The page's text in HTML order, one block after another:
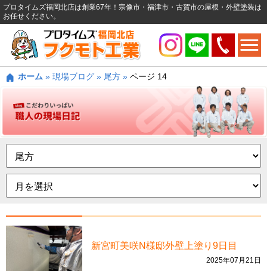
プロタイムズ福岡北店は創業67年！宗像市・福津市・古賀市の屋根・外壁塗装は
お任せください。
ホーム » 現場ブログ » 尾方 » ページ 14
新宮町美咲N様邸外壁上塗り9日目
2025年07月21日